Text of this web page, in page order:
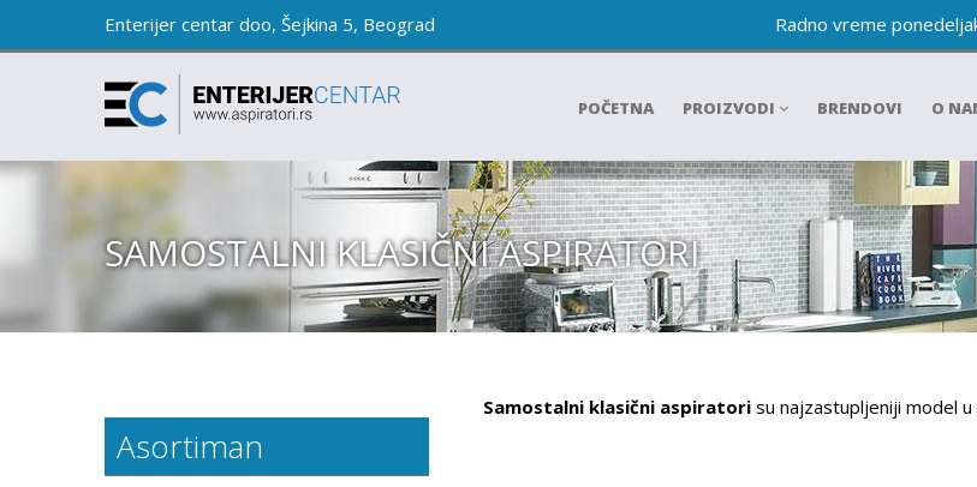
Enterijer centar doo, Šejkina 5, Beograd Radno vreme
POČETNA PROIZVODI BRENDOVI O
SAMOSTALNI KLASIČNI ASPIRATORI
Asortiman
Samostalni klasični aspiratori su najzastupljeniji model u